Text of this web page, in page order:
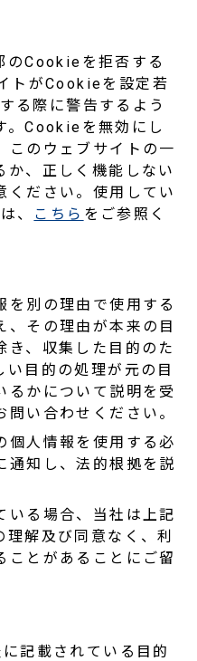
のCookieを拒否する
トがCookieを設定若
る際に警告するよう
。Cookieを無効にし
このウェブサイトの一
か、正しく機能しない
ください。使用してい
、 こちら をご参照く
を別の理由で使用する
、その理由が本来の目
き、収集した目的のた
い目的の処理が元の目
るかについて説明を受
い合わせください。
個人情報を使用する必
通知し、法的根拠を説
いる場合、当社は上記
解及び同意なく、利
ことがあることにご留
記載されている目的